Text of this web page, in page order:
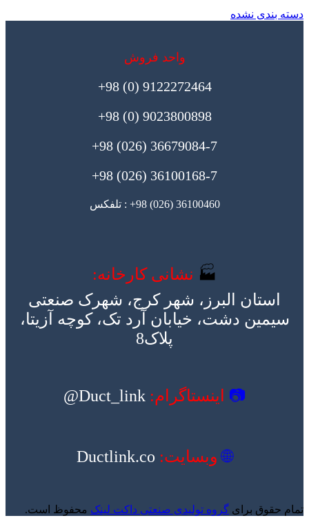
دسته بندی نشده
واحد فروش
9122272464 (0) 98+
9023800898 (0) 98+
36679084-7 (026) 98+
36100168-7 (026) 98+
36100460 (026) 98+ : تلفکس
🏭 نشانی کارخانه:
استان البرز، شهر کرج، شهرک صنعتی
سیمین دشت، خیابان آرد تک، کوچه آزیتا،
پلاک8
📷 اینستاگرام:
🌐 وبسایت:
تمام حقوق برای گروه تولیدی صنعتی داکت لینک محفوظ است.